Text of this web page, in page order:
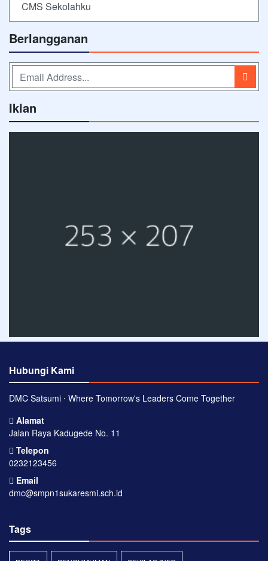
CMS Sekolahku
Berlangganan
Iklan
Hubungi Kami
DMC Satsumi ⋅ Where Tomorrow's Leaders Come Together
Alamat
Jalan Raya Kadugede No. 11
Telepon
0232123456
Email
dmc@smpn1sukaresmi.sch.id
Tags